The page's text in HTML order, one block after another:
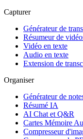
Capturer
Générateur de
Résumeur de
Vidéo en texte
Audio en texte
Extension de
Organiser
Générateur de
Résumé IA
AI Chat et Q&R
Cartes Mémoire
Compresseur